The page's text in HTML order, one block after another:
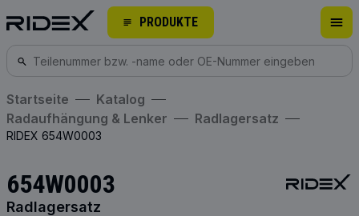
PRODUKTE
Startseite
Katalog
Radaufhängung & Lenker
Radlagersatz
RIDEX 654W0003
654W0003
Radlagersatz